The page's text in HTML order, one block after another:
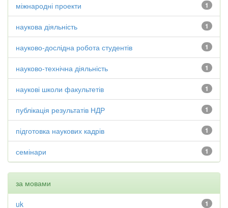
1
міжнародні проекти
1
наукова діяльність
1
науково-дослідна робота студентів
1
науково-технічна діяльність
1
наукові школи факультетів
1
публікація результатів НДР
1
підготовка наукових кадрів
1
семінари
за мовами
1
uk